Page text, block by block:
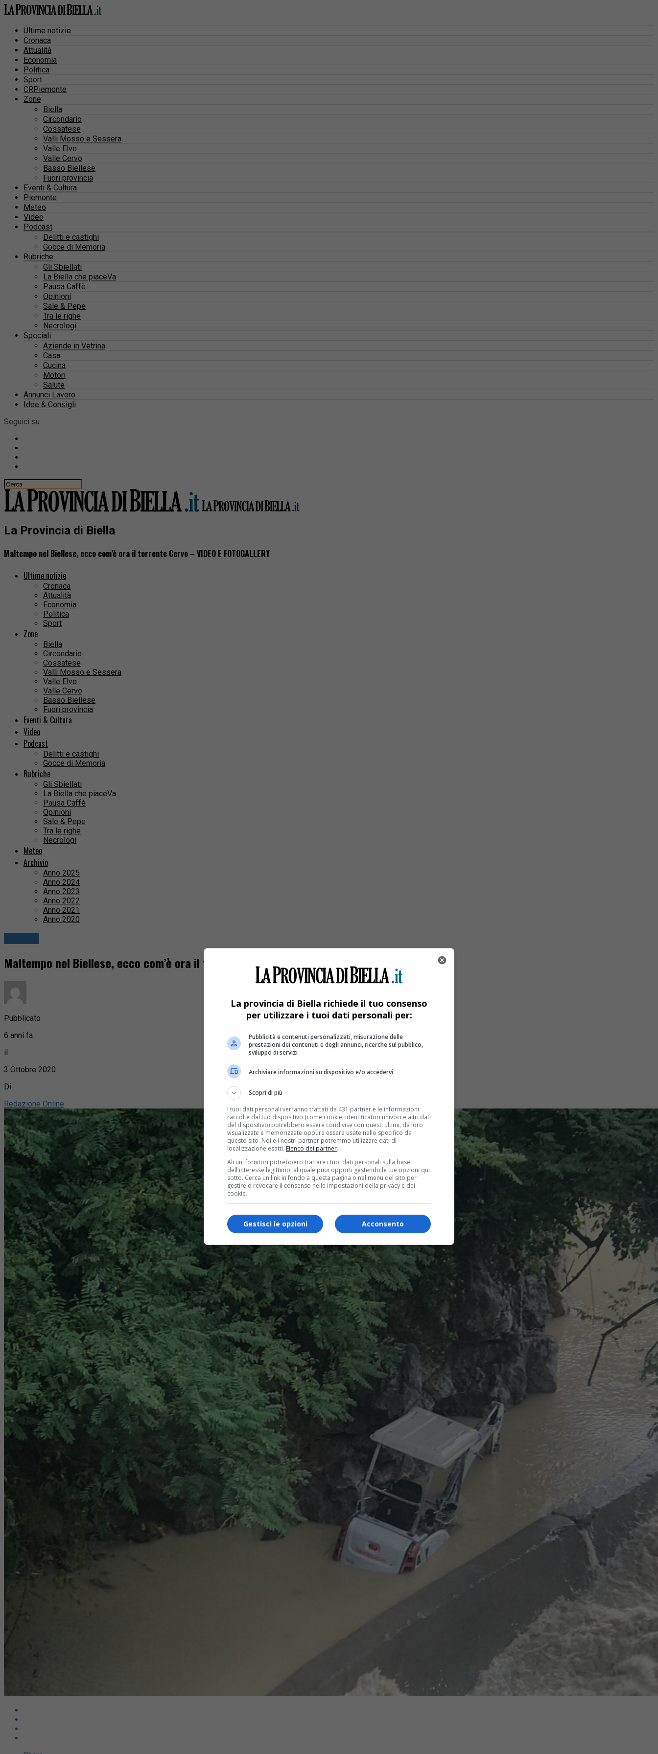
Ultime notizie
Cronaca
Attualità
Economia
Politica
Sport
CRPiemonte
Zone
Biella
Circondario
Cossatese
Valli Mosso e Sessera
Valle Elvo
Valle Cervo
Basso Biellese
Fuori provincia
Eventi & Cultura
Piemonte
Meteo
Video
Podcast
Delitti e castighi
Gocce di Memoria
Rubriche
Gli Sbiellati
La Biella che piaceVa
Pausa Caffè
Opinioni
Sale & Pepe
Tra le righe
Necrologi
Speciali
Aziende in Vetrina
Casa
Cucina
Motori
Salute
Annunci Lavoro
Idee & Consigli
Seguici su
La Provincia di Biella
Maltempo nel Biellese, ecco com’è ora il torrente Cervo – VIDEO E FOTOGALLERY
Ultime notizie
Cronaca
Attualità
Economia
Politica
Sport
Zone
Biella
Circondario
Cossatese
Valli Mosso e Sessera
Valle Elvo
Valle Cervo
Basso Biellese
Fuori provincia
Eventi & Cultura
Video
Podcast
Delitti e castighi
Gocce di Memoria
Rubriche
Gli Sbiellati
La Biella che piaceVa
Pausa Caffè
Opinioni
Sale & Pepe
Tra le righe
Necrologi
Meteo
Archivio
Anno 2025
Anno 2024
Anno 2023
Anno 2022
Anno 2021
Anno 2020
Maltempo nel Biellese, ecco com’è ora il torrente Cervo – VIDEO E FOTOGALLERY
Pubblicato
6 anni fa
il
3 Ottobre 2020
Di
Redazione Online
La provincia di Biella richiede il tuo consenso
per utilizzare i tuoi dati personali per:
Pubblicità e contenuti personalizzati, misurazione delle
prestazioni dei contenuti e degli annunci, ricerche sul pubblico,
sviluppo di servizi
Archiviare informazioni su dispositivo e/o accedervi
Scopri di più
I tuoi dati personali verranno trattati da 431 partner e le informazioni
raccolte dal tuo dispositivo (come cookie, identificatori univoci e altri dati
del dispositivo) potrebbero essere condivise con questi ultimi, da loro
visualizzate e memorizzate oppure essere usate nello specifico da
questo sito. Noi e i nostri partner potremmo utilizzare dati di
localizzazione esatti. Elenco dei partner.
Alcuni fornitori potrebbero trattare i tuoi dati personali sulla base
dell'interesse legittimo, al quale puoi opporti gestendo le tue opzioni qui
sotto. Cerca un link in fondo a questa pagina o nel menu del sito per
gestire o revocare il consenso nelle impostazioni della privacy e dei
cookie.
Acconsento
Gestisci le opzioni